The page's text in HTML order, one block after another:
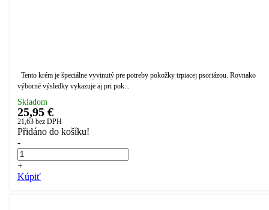
Tento krém je špeciálne vyvinutý pre potreby pokožky trpiacej psoriázou. Rovnako
výborné výsledky vykazuje aj pri pok...
Skladom
25,95 €
21,63 bez DPH
Přidáno do košíku!
-
+
Kúpiť